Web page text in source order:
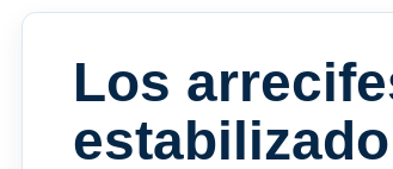
Los